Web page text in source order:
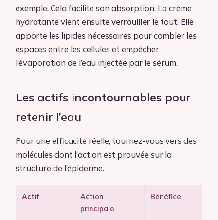
exemple. Cela facilite son absorption. La crème
hydratante vient ensuite verrouiller le tout. Elle
apporte les lipides nécessaires pour combler les
espaces entre les cellules et empêcher
l’évaporation de l’eau injectée par le sérum.
Les actifs incontournables pour
retenir l’eau
Pour une efficacité réelle, tournez-vous vers des
molécules dont l’action est prouvée sur la
structure de l’épiderme.
Actif
Action
principale
Bénéfice